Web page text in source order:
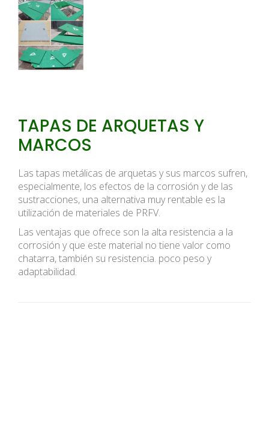
TAPAS DE ARQUETAS Y
MARCOS
Las tapas metálicas de arquetas y sus marcos sufren,
especialmente, los efectos de la corrosión y de las
sustracciones, una alternativa muy rentable es la
utilización de materiales de PRFV.
Las ventajas que ofrece son la alta resistencia a la
corrosión y que este material no tiene valor como
chatarra, también su resistencia. poco peso y
adaptabilidad.